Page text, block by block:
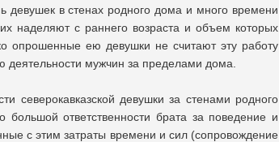
девушек в стенах родного дома и много времени
наделяют с раннего возраста и объем которых
опрошенные ею девушки не считают эту работу
деятельности мужчин за пределами дома.
северокавказской девушки за стенами родного
ответственности брата за поведение и
с этим затраты времени и сил (сопровождение